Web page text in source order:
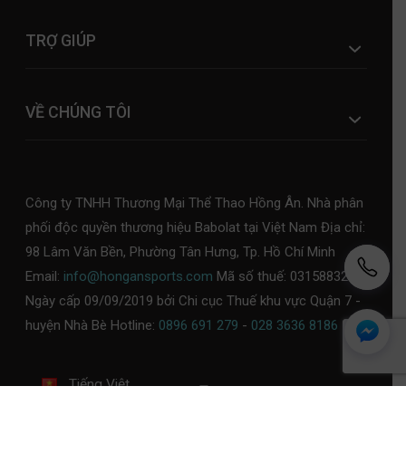
TRỢ GIÚP
VỀ CHÚNG TÔI
Công ty TNHH Thương Mại Thể Thao Hồng Ân. Nhà phân
phối độc quyền thương hiệu Babolat tại Việt Nam Địa chỉ:
98 Lâm Văn Bền, Phường Tân Hưng, Tp. Hồ Chí Minh
Email: info@hongansports.com Mã số thuế: 0315883253,
Ngày cấp 09/09/2019 bởi Chi cục Thuế khu vực Quận 7 -
huyện Nhà Bè Hotline: 0896 691 279 - 028 3636 8186
Tiếng Việt